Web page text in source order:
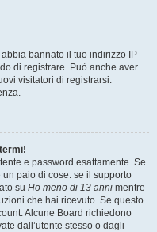
bannato il tuo indirizzo IP
di registrare. Può anche aver
visitatori di registrarsi.
e password esattamente. Se
paio di cose: se il supporto
su Ho meno di 13 anni mentre
che hai ricevuto. Se questo
Alcune Board richiedono
dall’utente stesso o dagli